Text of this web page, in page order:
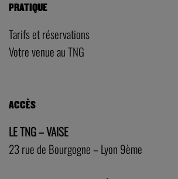
PRATIQUE
Tarifs et réservations
Votre venue au TNG
ACCÈS
LE TNG – VAISE
23 rue de Bourgogne – Lyon 9ème